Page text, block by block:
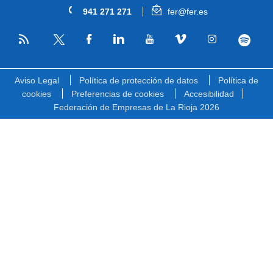
941 271 271 fer@fer.es
RSS
Aviso Legal Política de protección de datos
Política de
cookies
Preferencias de cookies
Accesibilidad
Federación de Empresas de La Rioja 2026